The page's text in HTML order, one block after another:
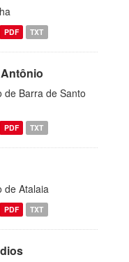
PDF TXT
de Barra de Santo
PDF TXT
de Atalaia
PDF TXT